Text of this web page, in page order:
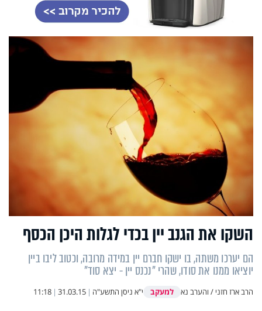
השקו את הגנב יין בכדי לגלות היכן הכסף
הם יערכו משתה, בו ישקו חברם יין במידה מרובה, וכטוב ליבו ביין
יוציאו ממנו את סודו, שהרי "נכנס יין - יצא סוד"
הרב ארז חזני / והערב נא למעקב י"א ניסן התשע"ה |
31.03.15
|
11:18